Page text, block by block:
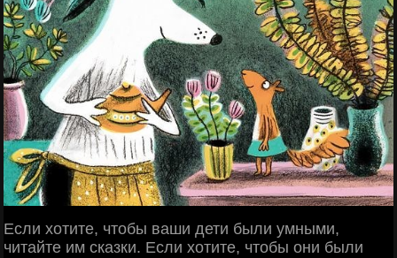
Если хотите, чтобы ваши дети были умными,
читайте им сказки. Если хотите, чтобы они были